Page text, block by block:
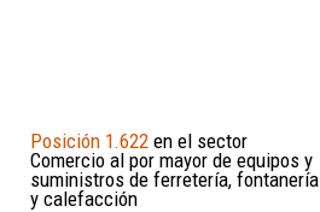
Posición 1.622 en el sector
Comercio al por mayor de equipos y
suministros de ferretería, fontanería
y calefacción